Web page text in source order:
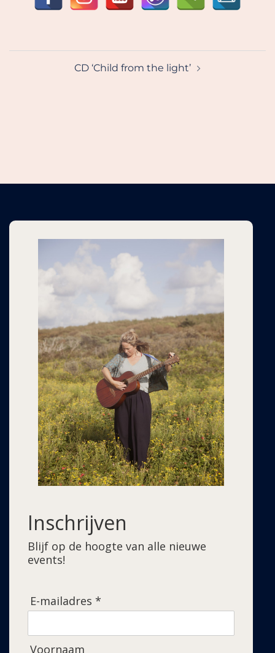
navigatieCD ‘Child from the light’
Inschrijven
Blijf op de hoogte van alle nieuwe
events!
E-mailadres *
Voornaam